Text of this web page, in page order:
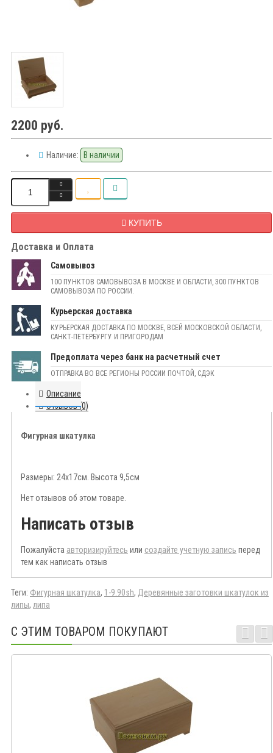
2200 руб.
Наличие: В наличии
КУПИТЬ
Доставка и Оплата
Самовывоз
100 ПУНКТОВ САМОВЫВОЗА В МОСКВЕ И ОБЛАСТИ, 300 ПУНКТОВ
САМОВЫВОЗА ПО РОССИИ.
Курьерская доставка
КУРЬЕРСКАЯ ДОСТАВКА ПО МОСКВЕ, ВСЕЙ МОСКОВСКОЙ ОБЛАСТИ,
САНКТ-ПЕТЕРБУРГУ И ПРИГОРОДАМ
Предоплата через банк на расчетный счет
ОТПРАВКА ВО ВСЕ РЕГИОНЫ РОССИИ ПОЧТОЙ, СДЭК
Описание
Отзывов (0)
Фигурная шкатулка
Размеры: 24х17см. Высота 9,5см
Нет отзывов об этом товаре.
Написать отзыв
Пожалуйста авторизируйтесь или создайте учетную запись перед
тем как написать отзыв
Теги: Фигурная шкатулка, 1-9.90sh, Деревянные заготовки шкатулок из
липы, липа
С ЭТИМ ТОВАРОМ ПОКУПАЮТ